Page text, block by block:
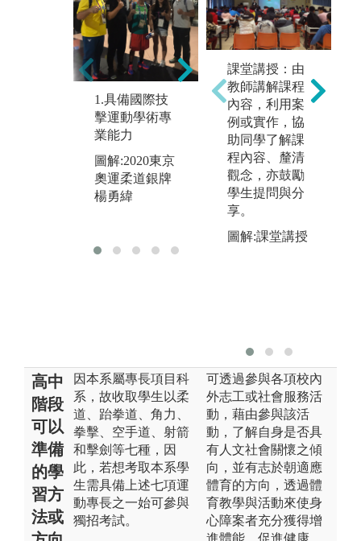
1.具備國際技
擊運動學術專
業能力
圖解:2020東京
奧運柔道銀牌
楊勇緯
2.具備運動相
關綜合、應用
及整合能力
課堂講授：由
教師講解課程
內容，利用案
例或實作，協
助同學了解課
程內容、釐清
觀念，亦鼓勵
學生提問與分
享。
圖解:課堂講授
高中
階段
可以
準備
的學
習方
法或
因本系屬專長項目科
系，故收取學生以柔
道、跆拳道、角力、
拳擊、空手道、射箭
和擊劍等七種，因
此，若想考取本系學
生需具備上述七項運
動專長之一始可參與
獨招考試。
可透過參與各項校內
外志工或社會服務活
動，藉由參與該活
動，了解自身是否具
有人文社會關懷之傾
向，並有志於朝適應
體育的方向，透過體
育教學與活動來使身
心障案者充分獲得增
進體能、促進健康、